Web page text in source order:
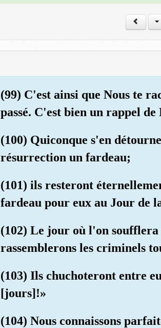
(99) C'est ainsi que Nous te
passé. C'est bien un rappel
(100) Quiconque s'en
résurrection un fardeau;
(101) ils resteront
fardeau pour eux au Jour de
(102) Le jour où l'on
rassemblerons les criminels
(103) Ils chuchoteront entre
[jours]!»
(104) Nous connaissons